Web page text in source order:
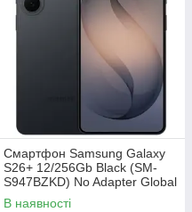
Смартфон Samsung Galaxy
S26+ 12/256Gb Black (SM-
S947BZKD) No Adapter Global
version
В наявності